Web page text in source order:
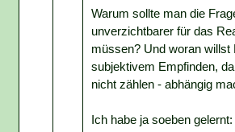
Warum sollte man die
unverzichtbarer für das
müssen? Und woran
subjektivem Empfinden,
nicht zählen - abhängig
Ich habe ja soeben gelernt: